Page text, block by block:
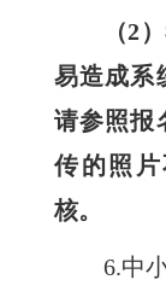
（2
易造成系
请参照报
传的照
核。
6.中